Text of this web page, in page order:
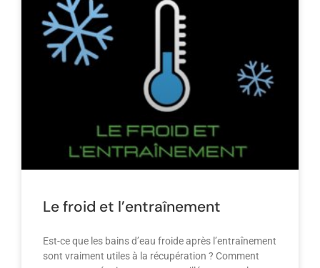
Le froid et l’entraînement
Est-ce que les bains d’eau froide après l’entraînement
sont vraiment utiles à la récupération ? Comment